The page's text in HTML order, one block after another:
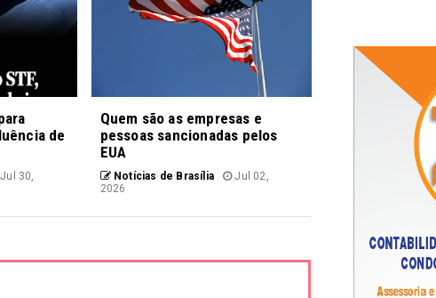
de
30,
Quem são as empresas e
pessoas sancionadas pelos
EUA
Notícias de Brasília
Jul 02,
2026